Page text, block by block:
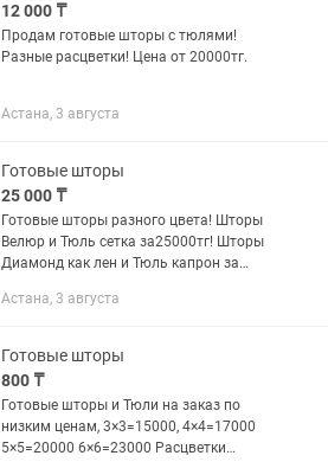
12 000 ₸
Продам готовые шторы с тюлями!
Разные расцветки! Цена от 20000тг.
Астана, 3 августа
Готовые шторы
25 000 ₸
Готовые шторы разного цвета! Шторы
Велюр и Тюль сетка за25000тг! Шторы
Диамонд как лен и Тюль капрон за
5метр! Обращайтесь любое время
Астана, 3 августа
Готовые шторы
800 ₸
Готовые шторы и Тюли на заказ по
низким ценам, 3×3=15000, 4×4=17000
5×5=20000 6×6=23000 Расцветки